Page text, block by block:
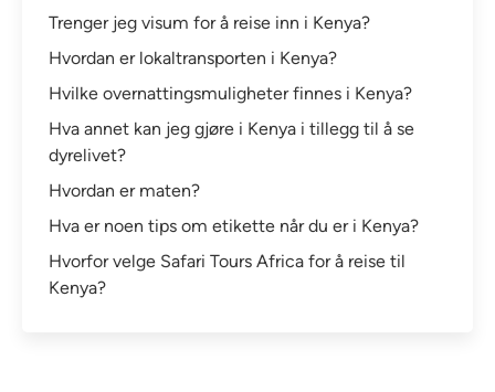
Trenger jeg visum for å reise inn i Kenya?
Hvordan er lokaltransporten i Kenya?
Hvilke overnattingsmuligheter finnes i Kenya?
Hva annet kan jeg gjøre i Kenya i tillegg til å se
dyrelivet?
Hvordan er maten?
Hva er noen tips om etikette når du er i Kenya?
Hvorfor velge Safari Tours Africa for å reise til
Kenya?